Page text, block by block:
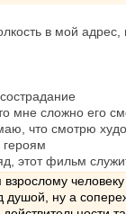
в мой
мне сложно его
что смотрю
этот фильм
ну а